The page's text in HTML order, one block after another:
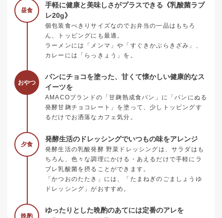
昼食
手軽に健康と美味しさがプラスできる《乳酸菌ラブ
レ20g》
個包装食べきりサイズなのでお弁当の一品はもちろ
ん、トッピングにも最適。
ラーメンには「メンマ」や「すぐきかぶらきざみ」、
カレーには「らっきょう」を。
おやつ
パンにチョコを塗った、甘くて懐かしい健康的なス
イーツを
AMACOブランドの「甘麹熟成食パン」に「パンにぬる
発酵甘麹チョコレート」を塗って、少しトッピングす
るだけでお洒落なカフェ気分。
夕食
発酵生活のドレッシングでいつもの味をアレンジ
発酵生活の乳酸発酵 野菜ドレッシングは、サラダはも
ちろん、色々な調理にかける・あえるだけで手軽にラ
ブレ乳酸菌を摂ることができます。
「かつおのたたき」には、「たまねぎのごましょうゆ
ドレッシング」がおすすめ。
晩酌
ゆったりとした晩酌のあてには定番のアレを